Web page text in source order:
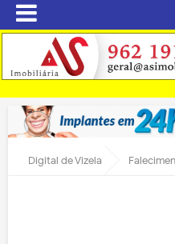
Digital de Vizela